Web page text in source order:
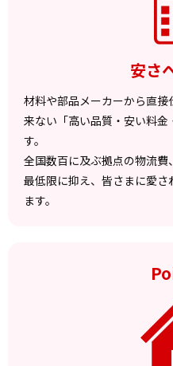
安さ
材料や部品メーカーから直
来ない「高い品質・安い料
す。
全国数百に及ぶ拠点の物流
最低限に抑え、皆さまに愛
ます。